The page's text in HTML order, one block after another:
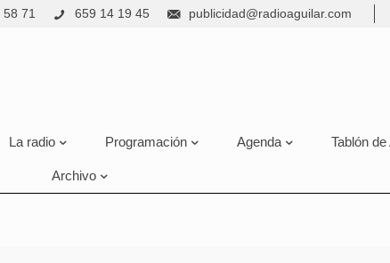
71 659 14 19 45 publicidad@radioaguilar.com
La radio Programación Agenda Tablón
Archivo